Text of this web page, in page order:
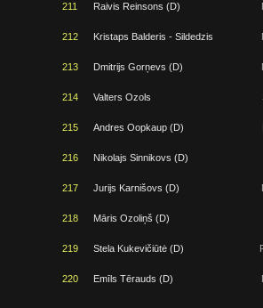
211 Raivis Reinsons (D)
212 Kristaps Balderis - Sildedzis
213 Dmitrijs Gorņevs (D)
214 Valters Ozols
215 Andres Oopkaup (D)
216 Nikolajs Sinnikovs (D)
217 Jurijs Karnišovs (D)
218 Māris Ozoliņš (D)
219 Stela Kukevičiūtė (D)
220 Emīls Tērauds (D)